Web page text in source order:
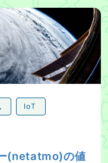
の値をZabbixで
IoT
(netatmo)の値